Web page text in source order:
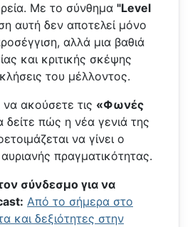
Με το σύνθημα "Level
αυτή δεν αποτελεί μόνο
αλλά μια βαθιά
και κριτικής σκέψης
του μέλλοντος.
ακούσετε τις «Φωνές
δείτε πώς η νέα γενιά της
να γίνει ο
πραγματικότητας.
σύνδεσμο για να
Από το σήμερα στο
και δεξιότητες στην